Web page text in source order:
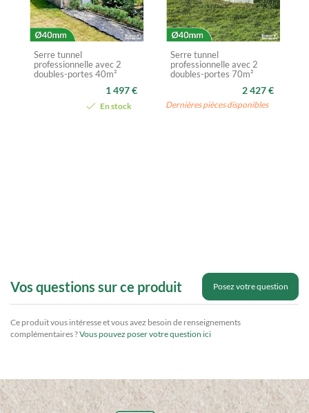
Serre tunnel
professionnelle avec 2
doubles-portes 40m²
1 497 €
En stock
Serre tunnel
professionnelle avec 2
doubles-portes 70m²
2 427 €
Dernières pièces disponibles
Vos questions sur ce produit Posez votre question
Ce produit vous intéresse et vous avez besoin de renseignements
complémentaires ?Vous pouvez poser votre question ici